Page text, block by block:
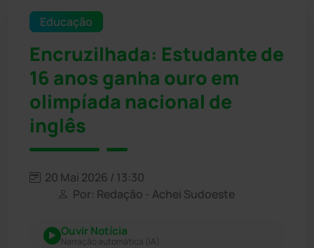
Educação
Encruzilhada: Estudante de
16 anos ganha ouro em
olimpíada nacional de
inglês
20 Mai 2026 / 13:30
Por: Redação - Achei Sudoeste
Ouvir Notícia
Narração automática (IA)